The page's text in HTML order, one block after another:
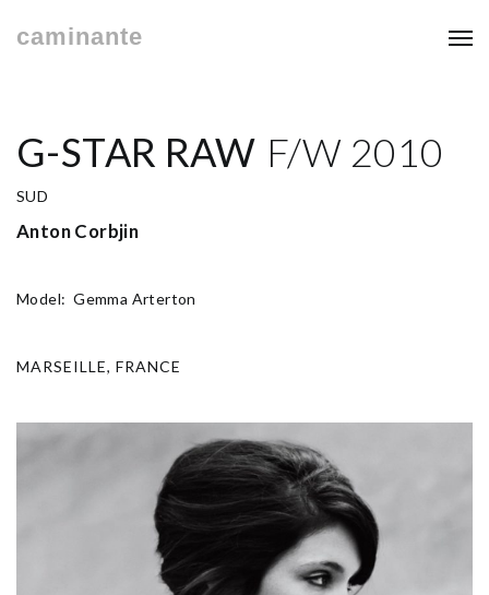
caminante
G-STAR RAW F/W 2010
SUD
Anton Corbjin
Model: Gemma Arterton
MARSEILLE, FRANCE